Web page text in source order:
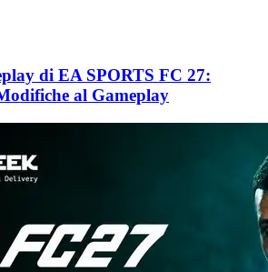
di EA SPORTS FC 27:
al Gameplay